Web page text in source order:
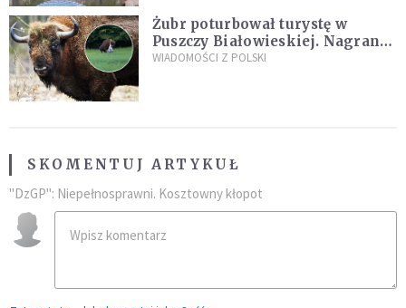
Żubr poturbował turystę w
Puszczy Białowieskiej. Nagranie
daje do myślenia
WIADOMOŚCI Z POLSKI
SKOMENTUJ ARTYKUŁ
"DzGP": Niepełnosprawni. Kosztowny kłopot